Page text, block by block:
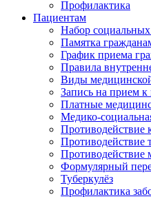
Профилактика
Пациентам
Набор социальных
Памятка
График приема
Правила
Виды
Запись на прием к
Платные
Медико-
Противодействие
Противодействие
Формулярный
Туберкулёз
Профилактика